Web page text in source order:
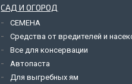
САД И ОГОРОД
СЕМЕНА
Средства от вредителей и
Все для консервации
Автопаста
Для выгребных ям